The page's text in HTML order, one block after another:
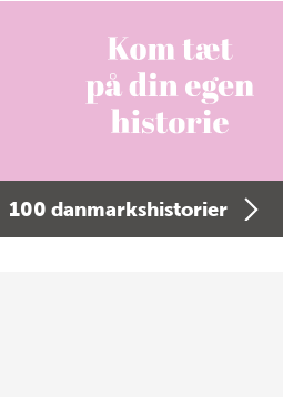
100 danmarkshistorier